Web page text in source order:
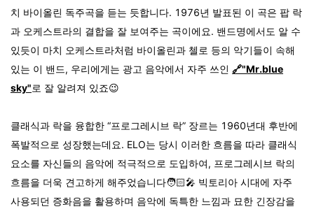
치 바이올린 독주곡을 듣는 듯합니다. 1976년 발표된 이 곡은 팝 락
과 오케스트라의 결합을 잘 보여주는 곡이에요. 밴드명에서도 알 수
있듯이 마치 오케스트라처럼 바이올린과 첼로 등의 악기들이 속해
있는 이 밴드, 우리에게는 광고 음악에서 자주 쓰인 🔗"Mr.blue
sky"로 잘 알려져 있죠😉
클래식과 락을 융합한 “프로그레시브 락” 장르는 1960년대 후반에
폭발적으로 성장했는데요. ELO는 당시 이러한 흐름을 따라 클래식
요소를 자신들의 음악에 적극적으로 도입하여, 프로그레시브 락의
흐름을 더욱 견고하게 해주었습니다🧑🏻‍🎤 빅토리아 시대에 자주
사용되던 증화음을 활용하며 음악에 독특한 느낌과 묘한 긴장감을